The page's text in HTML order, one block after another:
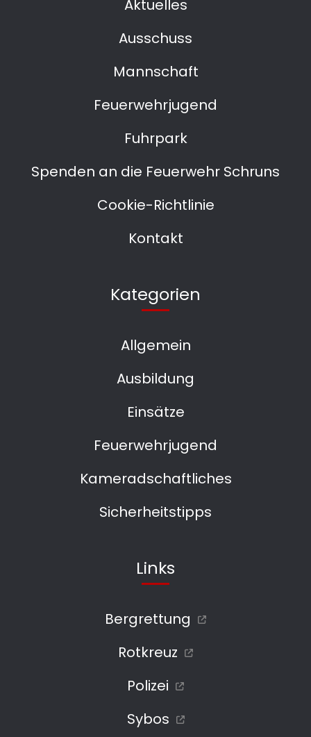
Aktuelles
Ausschuss
Mannschaft
Feuerwehrjugend
Fuhrpark
Spenden an die Feuerwehr Schruns
Cookie-Richtlinie
Kontakt
Kategorien
Allgemein
Ausbildung
Einsätze
Feuerwehrjugend
Kameradschaftliches
Sicherheitstipps
Links
Bergrettung
Rotkreuz
Polizei
Sybos